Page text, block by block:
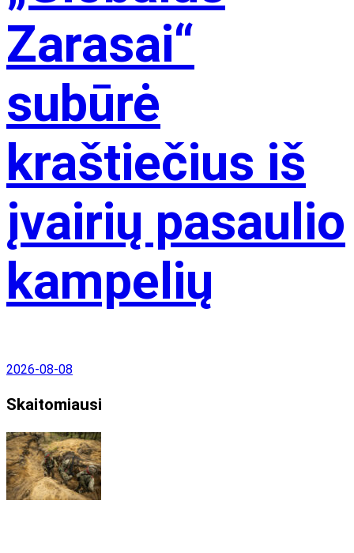
Zarasai“
subūrė
kraštiečius iš
įvairių pasaulio
kampelių
2026-08-08
Skaitomiausi